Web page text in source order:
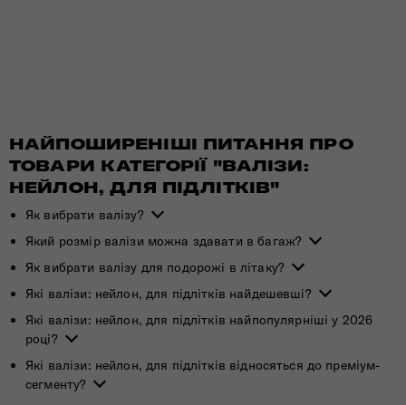
НАЙПОШИРЕНІШІ ПИТАННЯ ПРО
ТОВАРИ КАТЕГОРІЇ "ВАЛІЗИ:
НЕЙЛОН, ДЛЯ ПІДЛІТКІВ"
Як вибрати валізу?
Який розмір валізи можна здавати в багаж?
Як вибрати валізу для подорожі в літаку?
Які валізи: нейлон, для підлітків найдешевші?
Які валізи: нейлон, для підлітків найпопулярніші у 2026
році?
Які валізи: нейлон, для підлітків відносяться до преміум-
сегменту?